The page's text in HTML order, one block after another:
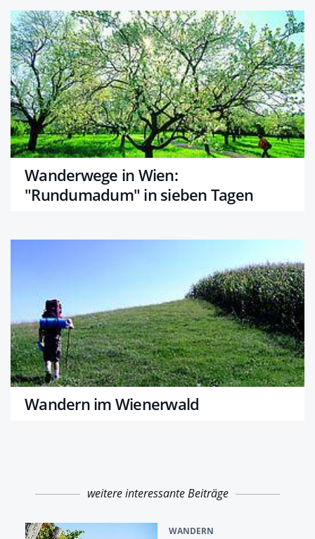
Wanderwege in Wien:
"Rundumadum" in sieben Tagen
Wandern im Wienerwald
weitere interessante Beiträge
WANDERN